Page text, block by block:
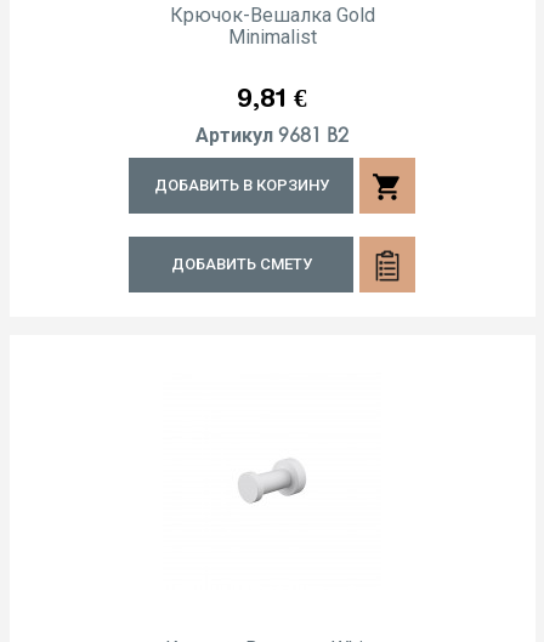
Крючок-Вешалка Gold
Minimalist
Цена
9,81 €
Артикул 9681 B2
ДОБАВИТЬ В КОРЗИНУ shopping_cart
ДОБАВИТЬ СМЕТУ